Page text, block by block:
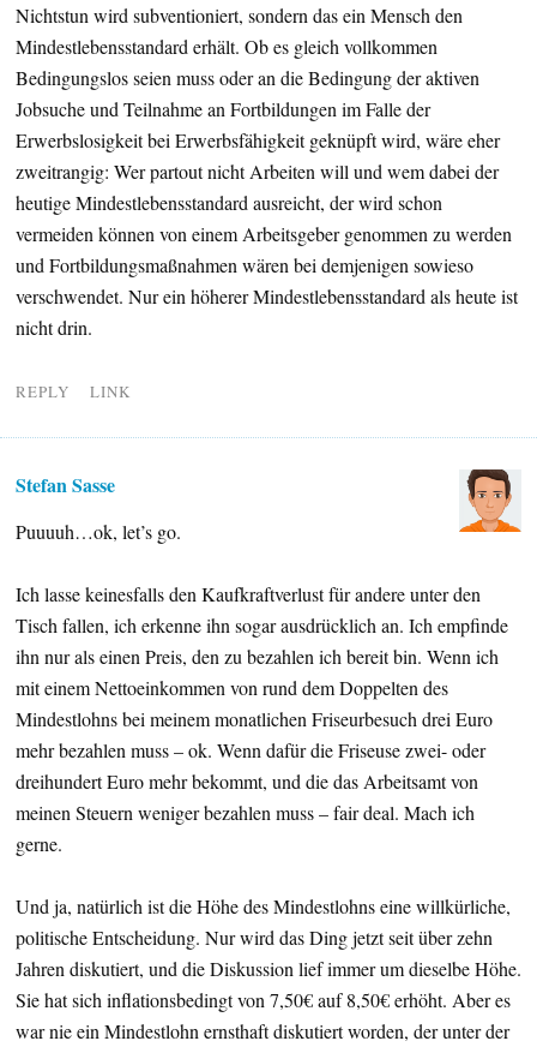
Nichtstun wird subventioniert, sondern das ein Mensch den
Mindestlebensstandard erhält. Ob es gleich vollkommen
Bedingungslos seien muss oder an die Bedingung der aktiven
Jobsuche und Teilnahme an Fortbildungen im Falle der
Erwerbslosigkeit bei Erwerbsfähigkeit geknüpft wird, wäre eher
zweitrangig: Wer partout nicht Arbeiten will und wem dabei der
heutige Mindestlebensstandard ausreicht, der wird schon
vermeiden können von einem Arbeitsgeber genommen zu werden
und Fortbildungsmaßnahmen wären bei demjenigen sowieso
verschwendet. Nur ein höherer Mindestlebensstandard als heute ist
nicht drin.
REPLY LINK
Stefan Sasse
Puuuuh…ok, let’s go.
Ich lasse keinesfalls den Kaufkraftverlust für andere unter den
Tisch fallen, ich erkenne ihn sogar ausdrücklich an. Ich empfinde
ihn nur als einen Preis, den zu bezahlen ich bereit bin. Wenn ich
mit einem Nettoeinkommen von rund dem Doppelten des
Mindestlohns bei meinem monatlichen Friseurbesuch drei Euro
mehr bezahlen muss – ok. Wenn dafür die Friseuse zwei- oder
dreihundert Euro mehr bekommt, und die das Arbeitsamt von
meinen Steuern weniger bezahlen muss – fair deal. Mach ich
gerne.
Und ja, natürlich ist die Höhe des Mindestlohns eine willkürliche,
politische Entscheidung. Nur wird das Ding jetzt seit über zehn
Jahren diskutiert, und die Diskussion lief immer um dieselbe Höhe.
Sie hat sich inflationsbedingt von 7,50€ auf 8,50€ erhöht. Aber es
war nie ein Mindestlohn ernsthaft diskutiert worden, der unter der